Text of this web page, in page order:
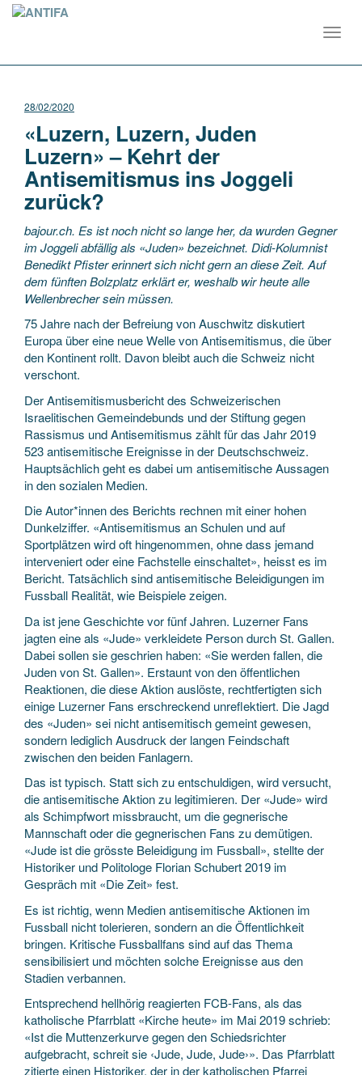
28/02/2020
«Luzern, Luzern, Juden
Luzern» – Kehrt der
Antisemitismus ins Joggeli
zurück?
bajour.ch. Es ist noch nicht so lange her, da wurden Gegner
im Joggeli abfällig als «Juden» bezeichnet. Didi-Kolumnist
Benedikt Pfister erinnert sich nicht gern an diese Zeit. Auf
dem fünften Bolzplatz erklärt er, weshalb wir heute alle
Wellenbrecher sein müssen.
75 Jahre nach der Befreiung von Auschwitz diskutiert
Europa über eine neue Welle von Antisemitismus, die über
den Kontinent rollt. Davon bleibt auch die Schweiz nicht
verschont.
Der Antisemitismusbericht des Schweizerischen
Israelitischen Gemeindebunds und der Stiftung gegen
Rassismus und Antisemitismus zählt für das Jahr 2019
523 antisemitische Ereignisse in der Deutschschweiz.
Hauptsächlich geht es dabei um antisemitische Aussagen
in den sozialen Medien.
Die Autor*innen des Berichts rechnen mit einer hohen
Dunkelziffer. «Antisemitismus an Schulen und auf
Sportplätzen wird oft hingenommen, ohne dass jemand
interveniert oder eine Fachstelle einschaltet», heisst es im
Bericht. Tatsächlich sind antisemitische Beleidigungen im
Fussball Realität, wie Beispiele zeigen.
Da ist jene Geschichte vor fünf Jahren. Luzerner Fans
jagten eine als «Jude» verkleidete Person durch St. Gallen.
Dabei sollen sie geschrien haben: «Sie werden fallen, die
Juden von St. Gallen». Erstaunt von den öffentlichen
Reaktionen, die diese Aktion auslöste, rechtfertigten sich
einige Luzerner Fans erschreckend unreflektiert. Die Jagd
des «Juden» sei nicht antisemitisch gemeint gewesen,
sondern lediglich Ausdruck der langen Feindschaft
zwischen den beiden Fanlagern.
Das ist typisch. Statt sich zu entschuldigen, wird versucht,
die antisemitische Aktion zu legitimieren. Der «Jude» wird
als Schimpfwort missbraucht, um die gegnerische
Mannschaft oder die gegnerischen Fans zu demütigen.
«Jude ist die grösste Beleidigung im Fussball», stellte der
Historiker und Politologe Florian Schubert 2019 im
Gespräch mit «Die Zeit» fest.
Es ist richtig, wenn Medien antisemitische Aktionen im
Fussball nicht tolerieren, sondern an die Öffentlichkeit
bringen. Kritische Fussballfans sind auf das Thema
sensibilisiert und möchten solche Ereignisse aus den
Stadien verbannen.
Entsprechend hellhörig reagierten FCB-Fans, als das
katholische Pfarrblatt «Kirche heute» im Mai 2019 schrieb:
«Ist die Muttenzerkurve gegen den Schiedsrichter
aufgebracht, schreit sie ‹Jude, Jude, Jude›». Das Pfarrblatt
zitierte einen Historiker, der in der katholischen Pfarrei